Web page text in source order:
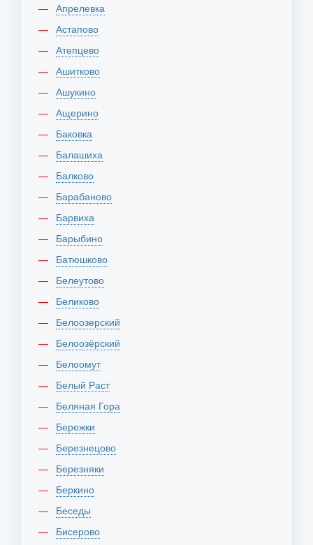
Апрелевка
Астапово
Атепцево
Ашитково
Ашукино
Ащерино
Баковка
Балашиха
Балково
Барабаново
Барвиха
Барыбино
Батюшково
Белеутово
Беликово
Белоозерский
Белоозёрский
Белоомут
Белый Раст
Беляная Гора
Бережки
Березнецово
Березняки
Беркино
Беседы
Бисерово